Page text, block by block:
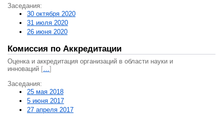
Заседания:
30 октября 2020
31 июля 2020
26 июня 2020
Комиссия по Аккредитации
Оценка и аккредитация организаций в области науки и
инноваций […]
Заседания:
25 мая 2018
5 июня 2017
27 апреля 2017